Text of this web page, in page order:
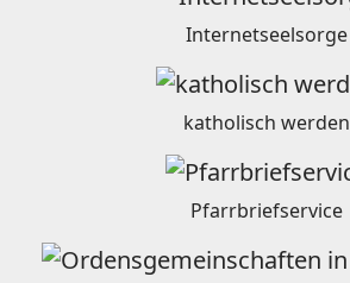
Internetseelsorge
katholisch werden
Pfarrbriefservice